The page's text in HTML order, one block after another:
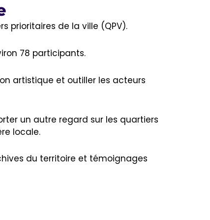
prioritaires de la ville (QPV).
78 participants.
artistique et outiller les acteurs
un autre regard sur les quartiers
locale.
du territoire et témoignages